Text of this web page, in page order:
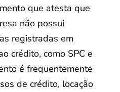
que atesta que
não possui
registradas em
crédito, como SPC e
é frequentemente
de crédito, locação